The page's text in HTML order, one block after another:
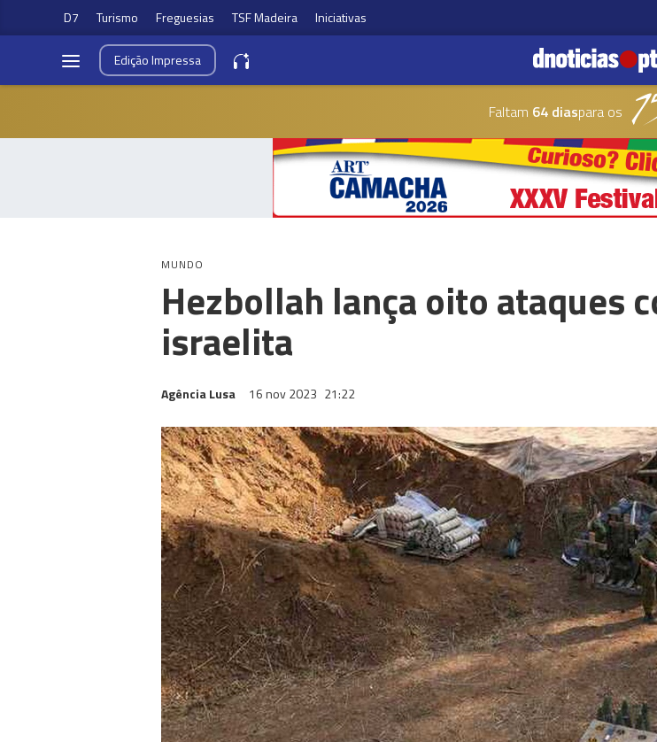
D7 Turismo Freguesias TSF Madeira Iniciativas
EdiçãoImpressa
Faltam 64 diaspara os
MUNDO
Hezbollah lança oito ataques
israelita
Agência Lusa 16 nov 2023 21:22